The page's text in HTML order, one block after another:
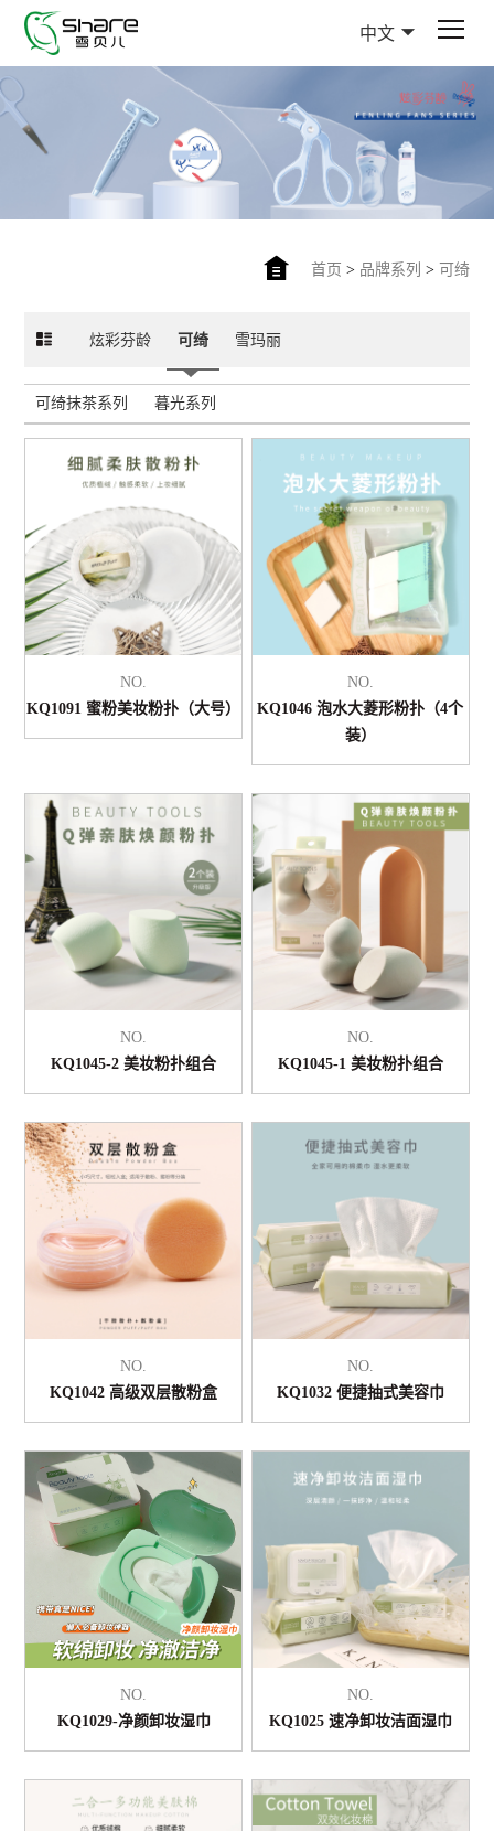
中文
首页 > 品牌系列 > 可绮
炫彩芬龄 可绮 雪玛丽
可绮抹茶系列 暮光系列
NO.
KQ1091 蜜粉美妆粉扑（大号）
NO.
KQ1046 泡水大菱形粉扑（4个
装）
NO.
KQ1045-2 美妆粉扑组合
NO.
KQ1045-1 美妆粉扑组合
NO.
KQ1042 高级双层散粉盒
NO.
KQ1032 便捷抽式美容巾
NO.
KQ1029-净颜卸妆湿巾
NO.
KQ1025 速净卸妆洁面湿巾